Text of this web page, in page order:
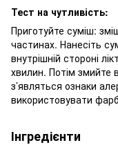
Тест на чутливість:
Приготуйте суміш:
частинах. Нанесіть
внутрішній стороні
хвилин. Потім
з’являться ознаки
використовувати
Інгредієнти